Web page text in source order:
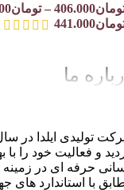
406.000
– تومان
ما
و فعالیت خود را با
حرفه ای در زمینه
با استاندارد های